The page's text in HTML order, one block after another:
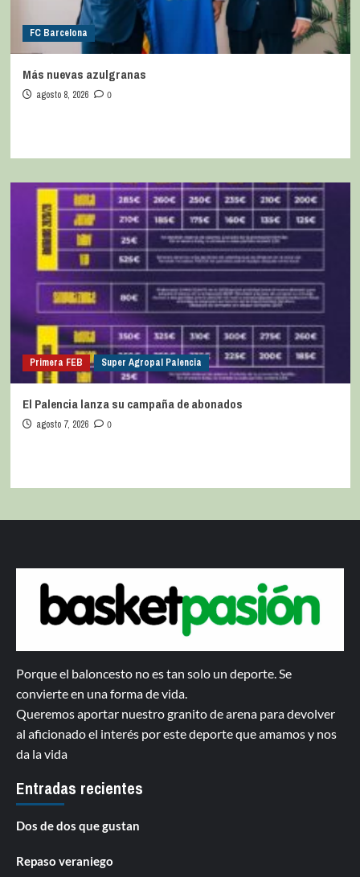
FC Barcelona
Más nuevas azulgranas
agosto 8, 2026 0
Primera FEB Super Agropal Palencia
El Palencia lanza su campaña de abonados
agosto 7, 2026 0
Porque el baloncesto no es tan solo un deporte. Se
convierte en una forma de vida.
Queremos aportar nuestro granito de arena para devolver
al aficionado el interés por este deporte que amamos y nos
da la vida
Entradas recientes
Dos de dos que gustan
Repaso veraniego